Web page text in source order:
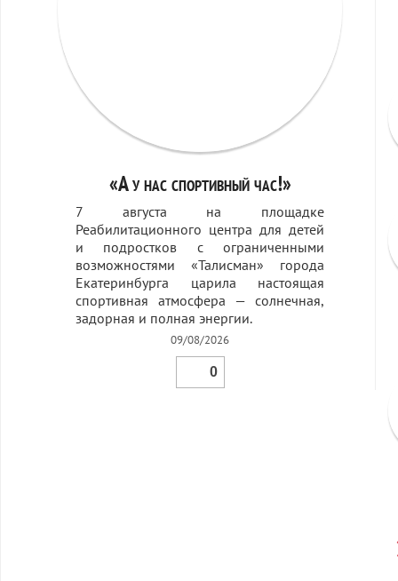
«А у нас спортивный час!»
7 августа на площадке
Реабилитационного центра для детей
и подростков с ограниченными
возможностями «Талисман» города
Екатеринбурга царила настоящая
спортивная атмосфера — солнечная,
задорная и полная энергии.
09/08/2026
0